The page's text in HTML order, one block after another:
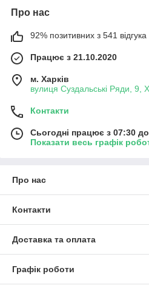
Про нас
92% позитивних з 541 відгука
Працює з 21.10.2020
м. Харків
вулиця Суздальські Ряди, 9,
Контакти
Сьогодні працює з 07:30
Показати весь графік
Про нас
Контакти
Доставка та оплата
Графік роботи